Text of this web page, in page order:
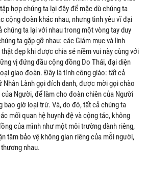
hợp chúng ta lại đây để mặc dù chúng ta
cộng đoàn khác nhau, nhưng tình yêu vĩ đại
ta lại với nhau trong một vòng tay duy
ta gặp gỡ nhau: các Giám mục và linh
đẹp khi được chia sẻ niềm vui này cùng với
vị đứng đầu cộng đồng Do Thái, đại diện
giao đoàn. Đây là tính công giáo: tất cả
Nhân Lành gọi đích danh, được mời gọi chào
Người, để làm cho đoàn chiên của Người
bao giờ loại trừ. Và, do đó, tất cả chúng ta
mối quan hệ huynh đệ và cộng tác, không
của mình như một môi trường dành riêng,
tâm bảo vệ không gian riêng của mỗi người,
nhau.